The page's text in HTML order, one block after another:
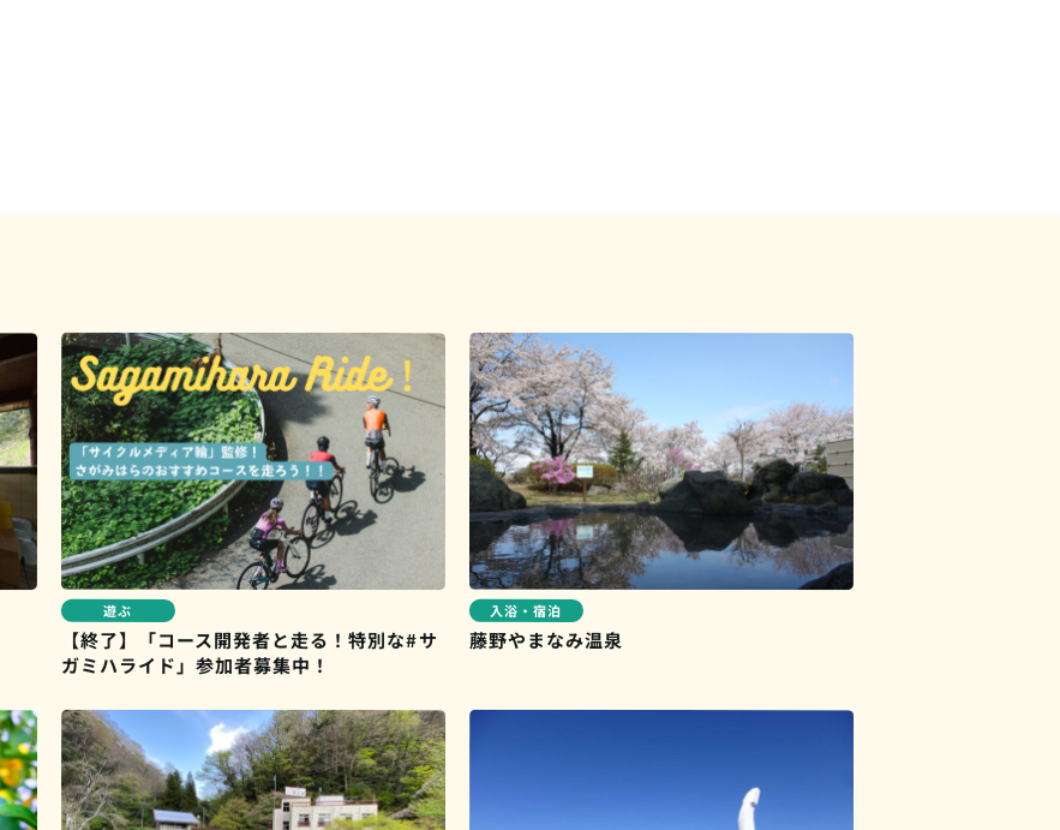
遊ぶ
【終了】「コース開発者と走る！特別な#サ
ガミハライド」参加者募集中！
入浴・宿泊
藤野やまなみ温泉